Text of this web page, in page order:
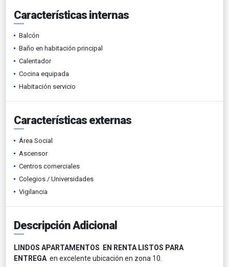
Características internas
Balcón
Baño en habitación principal
Calentador
Cocina equipada
Habitación servicio
Características externas
Área Social
Ascensor
Centros comerciales
Colegios / Universidades
Vigilancia
Descripción Adicional
LINDOS APARTAMENTOS EN RENTA LISTOS PARA
ENTREGA en excelente ubicación en zona 10.